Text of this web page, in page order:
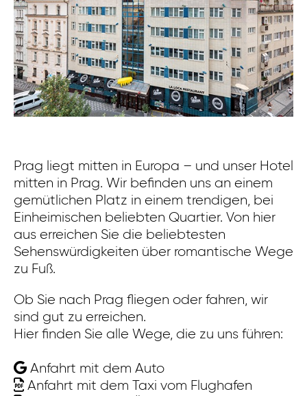
Prag liegt mitten in Europa – und unser Hotel
mitten in Prag. Wir befinden uns an einem
gemütlichen Platz in einem trendigen, bei
Einheimischen beliebten Quartier. Von hier
aus erreichen Sie die beliebtesten
Sehenswürdigkeiten über romantische Wege
zu Fuß.
Ob Sie nach Prag fliegen oder fahren, wir
sind gut zu erreichen.
Hier finden Sie alle Wege, die zu uns führen:
Anfahrt mit dem Auto
Anfahrt mit dem Taxi vom Flughafen